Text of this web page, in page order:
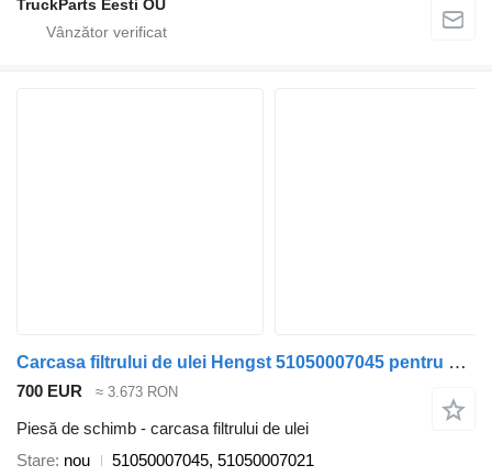
TruckParts Eesti OÜ
Carcasa filtrului de ulei Hengst 51050007045 pentru autobuz MAN Lion's City
700 EUR ≈ 3.673 RON
Piesă de schimb - carcasa filtrului de ulei
Stare nou 51050007045, 51050007021